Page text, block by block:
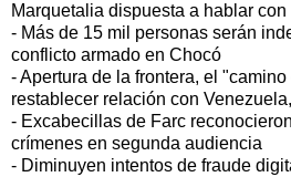
Marquetalia dispuesta a hablar con
- Más de 15 mil personas serán
conflicto armado en Chocó
- Apertura de la frontera, el
restablecer relación con
- Excabecillas de Farc
crímenes en segunda audiencia
- Diminuyen intentos de fraude